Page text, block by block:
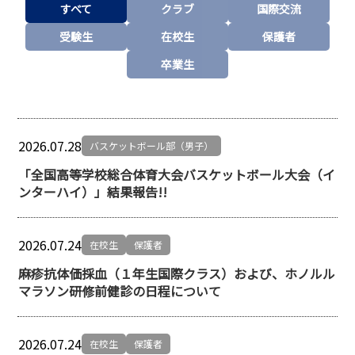
すべて クラブ
国際交流
受験生
在校生
保護者
卒業生
2026.07.28 バスケットボール部（男子）
「全国高等学校総合体育大会バスケットボール大会（イ
ンターハイ）」結果報告!!
2026.07.24 在校生 保護者
麻疹抗体価採血（１年生国際クラス）および、ホノルル
マラソン研修前健診の日程について
2026.07.24 在校生 保護者